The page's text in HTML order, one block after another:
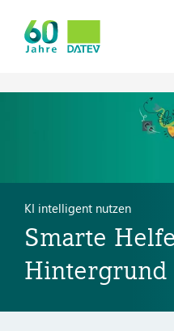
KI intelligent nutzen
Smarte
Hintergrund